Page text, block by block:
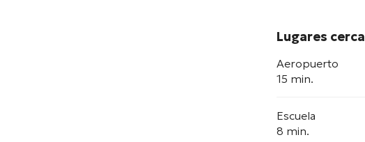
Lugares
Aeropuerto
15 min.
Escuela
8 min.